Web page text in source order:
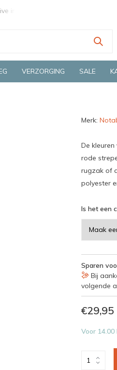
in onze winkel in Deventer
VERZORGING SALE
Merk:
De
rode
rugzak of
polyester
Is het een
Sparen
Bij
volgende
€29,95
Voor